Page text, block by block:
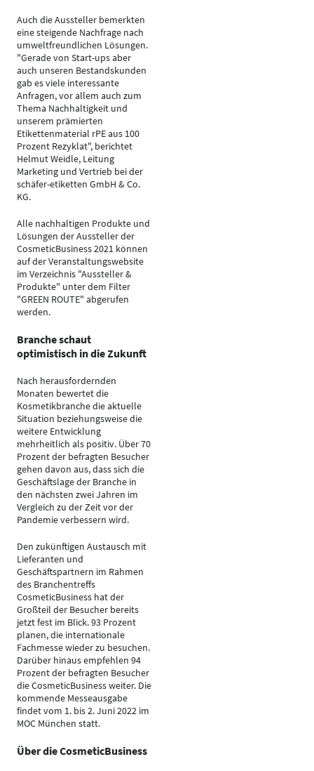
Auch die Aussteller bemerkten
eine steigende Nachfrage nach
umweltfreundlichen Lösungen.
"Gerade von Start-ups aber
auch unseren Bestandskunden
gab es viele interessante
Anfragen, vor allem auch zum
Thema Nachhaltigkeit und
unserem prämierten
Etikettenmaterial rPE aus 100
Prozent Rezyklat", berichtet
Helmut Weidle, Leitung
Marketing und Vertrieb bei der
schäfer-etiketten GmbH & Co.
KG.
Alle nachhaltigen Produkte und
Lösungen der Aussteller der
CosmeticBusiness 2021 können
auf der Veranstaltungswebsite
im Verzeichnis "Aussteller &
Produkte" unter dem Filter
"GREEN ROUTE" abgerufen
werden.
Branche schaut
optimistisch in die Zukunft
Nach herausfordernden
Monaten bewertet die
Kosmetikbranche die aktuelle
Situation beziehungsweise die
weitere Entwicklung
mehrheitlich als positiv. Über 70
Prozent der befragten Besucher
gehen davon aus, dass sich die
Geschäftslage der Branche in
den nächsten zwei Jahren im
Vergleich zu der Zeit vor der
Pandemie verbessern wird.
Den zukünftigen Austausch mit
Lieferanten und
Geschäftspartnern im Rahmen
des Branchentreffs
CosmeticBusiness hat der
Großteil der Besucher bereits
jetzt fest im Blick. 93 Prozent
planen, die internationale
Fachmesse wieder zu besuchen.
Darüber hinaus empfehlen 94
Prozent der befragten Besucher
die CosmeticBusiness weiter. Die
kommende Messeausgabe
findet vom 1. bis 2. Juni 2022 im
MOC München statt.
Über die CosmeticBusiness